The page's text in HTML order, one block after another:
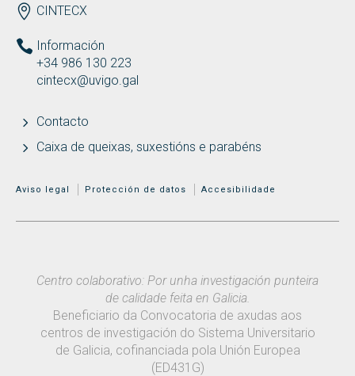
ENDEREZO
CINTECX
Información
+34 986 130 223
cintecx@uvigo.gal
Contacto
Caixa de queixas, suxestións e parabéns
MENÚ ADICIONAL
Aviso legal Protección de datos Accesibilidade
Centro colaborativo: Por unha investigación punteira
de calidade feita en Galicia.
Beneficiario da Convocatoria de axudas aos
centros de investigación do Sistema Universitario
de Galicia, cofinanciada pola Unión Europea
(ED431G)